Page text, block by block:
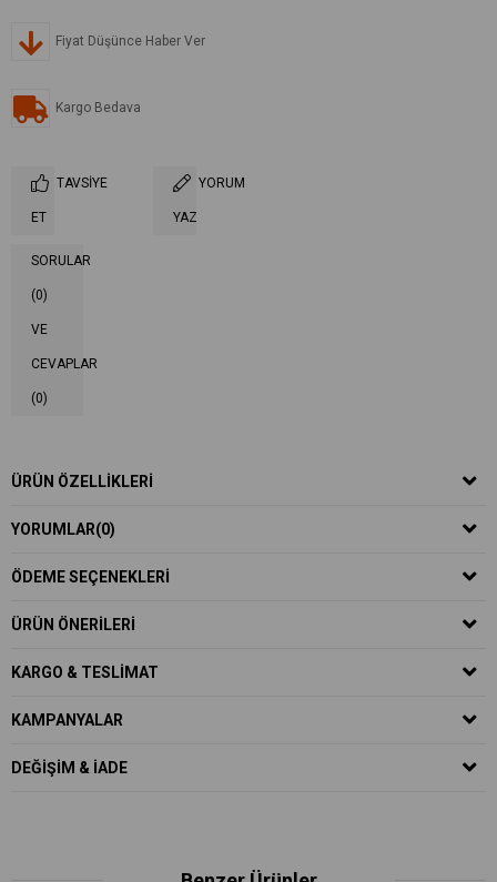
Fiyat Düşünce Haber Ver
Kargo Bedava
TAVSIYE
ET
YORUM
YAZ
SORULAR
(0)
VE
CEVAPLAR
(0)
ÜRÜN ÖZELLIKLERI
YORUMLAR(0)
ÖDEME SEÇENEKLERI
ÜRÜN ÖNERILERI
KARGO & TESLIMAT
KAMPANYALAR
DEĞIŞIM & İADE